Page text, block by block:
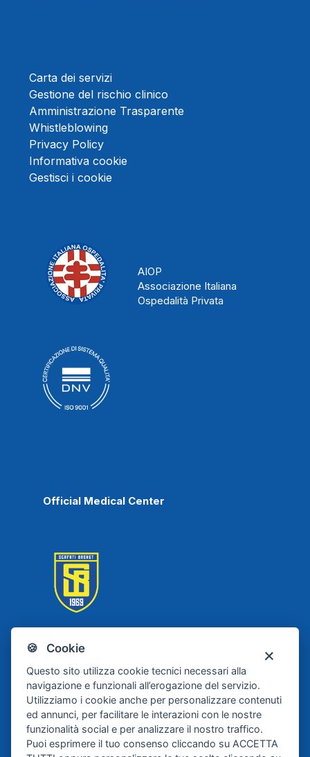
🍪 Cookie
Questo sito utilizza cookie tecnici necessari alla
navigazione e funzionali all’erogazione del servizio.
Utilizziamo i cookie anche per personalizzare contenuti
ed annunci, per facilitare le interazioni con le nostre
funzionalità social e per analizzare il nostro traffico.
Puoi esprimere il tuo consenso cliccando su ACCETTA
Carta dei servizi
Gestione del rischio clinico
Amministrazione Trasparente
Whistleblowing
Privacy Policy
Informativa cookie
Gestisci i cookie
AIOP
Associazione Italiana
Ospedalità Privata
Official Medical Center
Scafati Basket